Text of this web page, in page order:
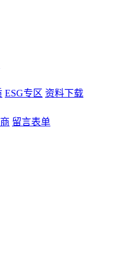
ESG专区 资料下载
留言表单